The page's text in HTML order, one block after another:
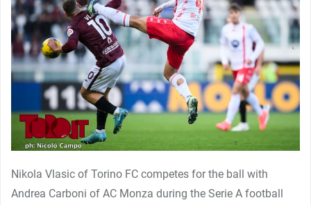
Nikola Vlasic of Torino FC competes for the ball with
Andrea Carboni of AC Monza during the Serie A football